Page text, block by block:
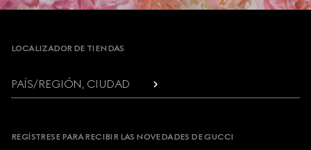
LOCALIZADOR DE TIENDAS
PAÍS/REGIÓN, CIUDAD
REGÍSTRESE PARA RECIBIR LAS NOVEDADES DE GUCCI